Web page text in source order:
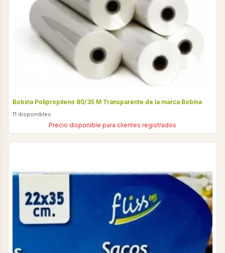
Bobina Polipropileno 80/35 M Transparente de la marca Bobina
11 disponibles
Precio disponible para clientes registrados